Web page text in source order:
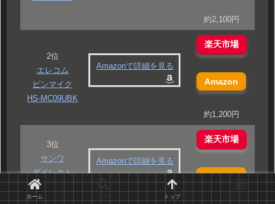
約2,100円
2位
エレコム
ピンマイク
HS-MC09UBK
Amazonで詳細を見る
楽天市場
Amazon
約1,200円
3位
サンワ
ダイレクト
ピンマイク
400-MC017
Amazonで詳細を見る
楽天市場
Amazon
ホーム トップ